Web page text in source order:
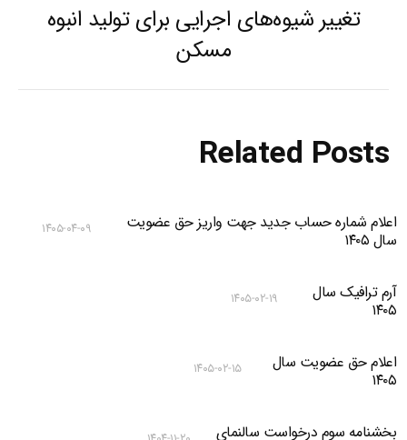
Previous
post:
تغییر شیوه‌های اجرایی برای تولید انبوه
مسکن
Related Posts
اعلام شماره حساب جدید جهت واریز حق عضویت
سال ۱۴۰۵
۱۴۰۵-۰۴-۰۹
آرم ترافیک سال
۱۴۰۵
۱۴۰۵-۰۲-۱۹
اعلام حق عضویت سال
۱۴۰۵
۱۴۰۵-۰۲-۱۵
بخشنامه سوم درخواست سالنمای